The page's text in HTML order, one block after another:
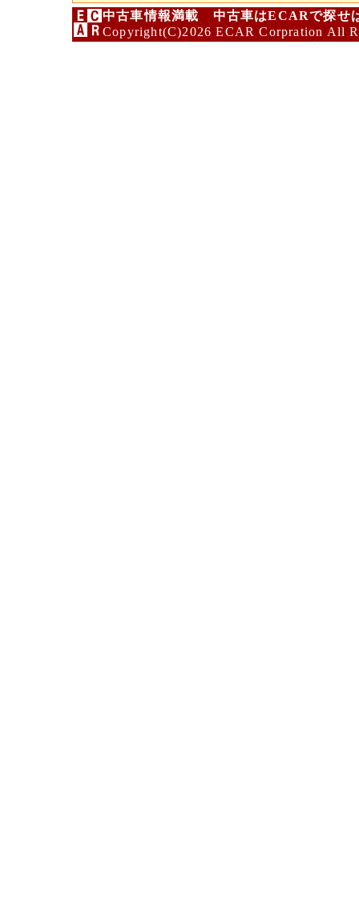
中古車情報満載 中古車はECARで探せ
Copyright(C)2026 ECAR Corpration All